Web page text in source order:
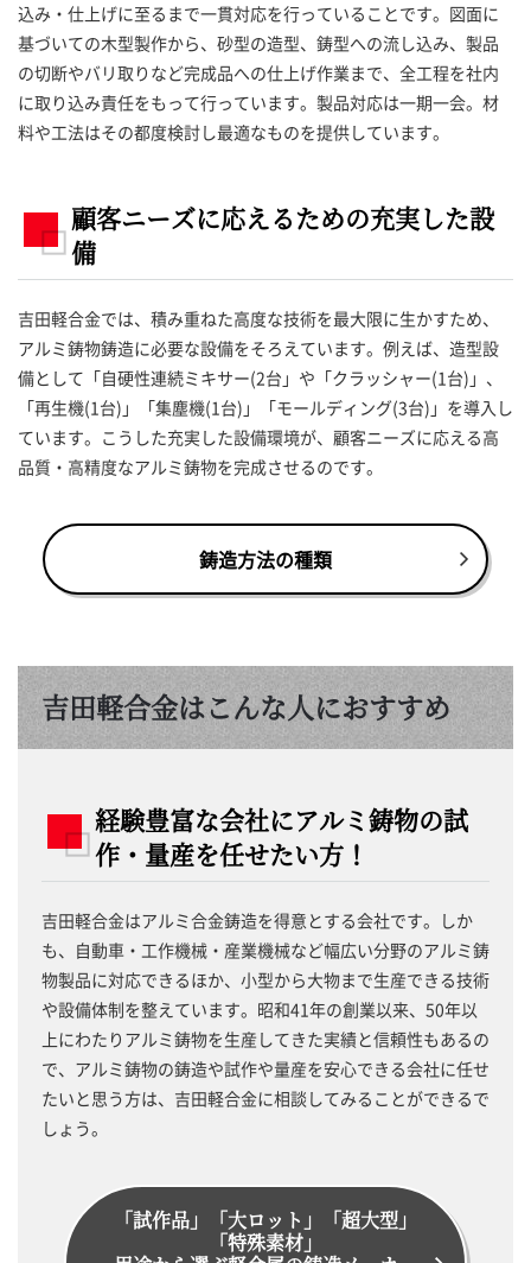
込み・仕上げに至るまで一貫対応を行っていることです。図面に
基づいての木型製作から、砂型の造型、鋳型への流し込み、製品
の切断やバリ取りなど完成品への仕上げ作業まで、全工程を社内
に取り込み責任をもって行っています。製品対応は一期一会。材
料や工法はその都度検討し最適なものを提供しています。
顧客ニーズに応えるための充実した設
備
吉田軽合金では、積み重ねた高度な技術を最大限に生かすため、
アルミ鋳物鋳造に必要な設備をそろえています。例えば、造型設
備として「自硬性連続ミキサー(2台」や「クラッシャー(1台)」、
「再生機(1台)」「集塵機(1台)」「モールディング(3台)」を導入し
ています。こうした充実した設備環境が、顧客ニーズに応える高
品質・高精度なアルミ鋳物を完成させるのです。
鋳造方法の種類
吉田軽合金はこんな人におすすめ
経験豊富な会社にアルミ鋳物の試
作・量産を任せたい方！
吉田軽合金はアルミ合金鋳造を得意とする会社です。しか
も、自動車・工作機械・産業機械など幅広い分野のアルミ鋳
物製品に対応できるほか、小型から大物まで生産できる技術
や設備体制を整えています。昭和41年の創業以来、50年以
上にわたりアルミ鋳物を生産してきた実績と信頼性もあるの
で、アルミ鋳物の鋳造や試作や量産を安心できる会社に任せ
たいと思う方は、吉田軽合金に相談してみることができるで
しょう。
「試作品」「大ロット」「超大型」
「特殊素材」